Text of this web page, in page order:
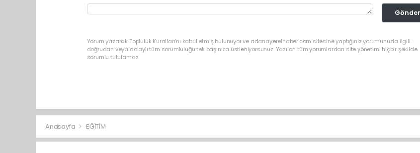
Gönder
Yorum yazarak Topluluk Kuralları’nı kabul etmiş bulunuyor ve adanayerelhaber.com sitesine yaptığınız yorumunuzla ilgili
doğrudan veya dolaylı tüm sorumluluğu tek başınıza üstleniyorsunuz. Yazılan tüm yorumlardan site yönetimi hiçbir şekilde
sorumlu tutulamaz.
Anasayfa EĞİTİM